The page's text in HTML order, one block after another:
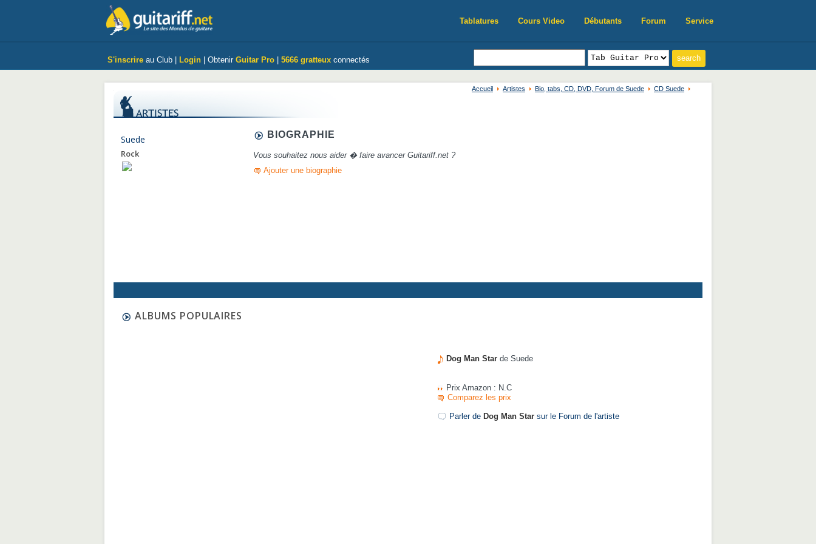
Tablatures Cours Video Débutants Forum Service
S'inscrire au Club | Login | Obtenir Guitar Pro 5666 gratteux connectés
Accueil Artistes Bio, tabs, CD, DVD, Forum de Suede CD Suede
Suede
Rock
BIOGRAPHIE
Vous souhaitez nous aider � faire avancer Guitariff.net ?
Ajouter une biographie
ALBUMS POPULAIRES
Dog Man Star de Suede
Prix Amazon : N.C
Comparez les prix
Parler de Dog Man Star sur le Forum de l'artiste